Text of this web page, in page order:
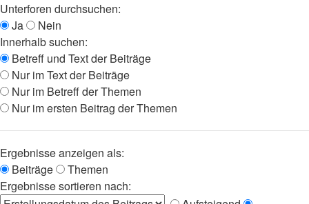
Unterforen durchsuchen:
Ja
Nein
Innerhalb suchen:
Betreff und Text der Beiträge
Nur im Text der Beiträge
Nur im Betreff der Themen
Nur im ersten Beitrag der Themen
Ergebnisse anzeigen als:
Beiträge
Themen
Ergebnisse sortieren nach: